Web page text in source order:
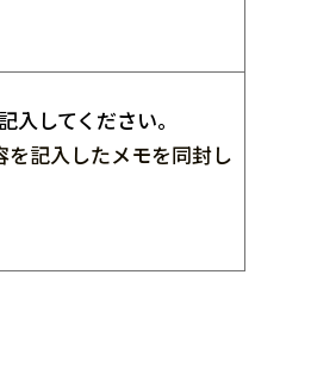
記入してください。
を記入したメモを同封し